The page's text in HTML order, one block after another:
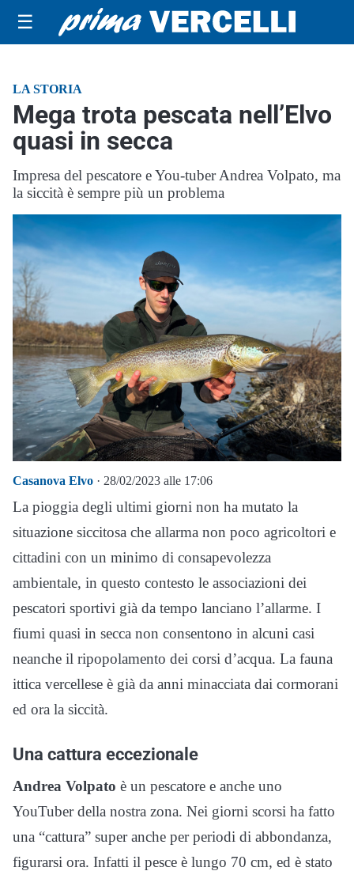
☰
LA STORIA
Mega trota pescata nell’Elvo
quasi in secca
Impresa del pescatore e You-tuber Andrea Volpato, ma
la siccità è sempre più un problema
Casanova Elvo · 28/02/2023 alle 17:06
La pioggia degli ultimi giorni non ha mutato la
situazione siccitosa che allarma non poco agricoltori e
cittadini con un minimo di consapevolezza
ambientale, in questo contesto le associazioni dei
pescatori sportivi già da tempo lanciano l’allarme. I
fiumi quasi in secca non consentono in alcuni casi
neanche il ripopolamento dei corsi d’acqua. La fauna
ittica vercellese è già da anni minacciata dai cormorani
ed ora la siccità.
Una cattura eccezionale
Andrea Volpato è un pescatore e anche uno
YouTuber della nostra zona. Nei giorni scorsi ha fatto
una “cattura” super anche per periodi di abbondanza,
figurarsi ora. Infatti il pesce è lungo 70 cm, ed è stato